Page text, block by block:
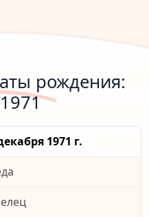
рождения:
1971 г.